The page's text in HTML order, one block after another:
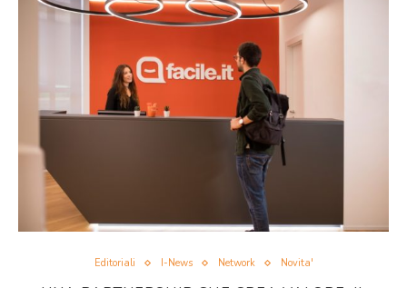
Editoriali I-News Network Novita'